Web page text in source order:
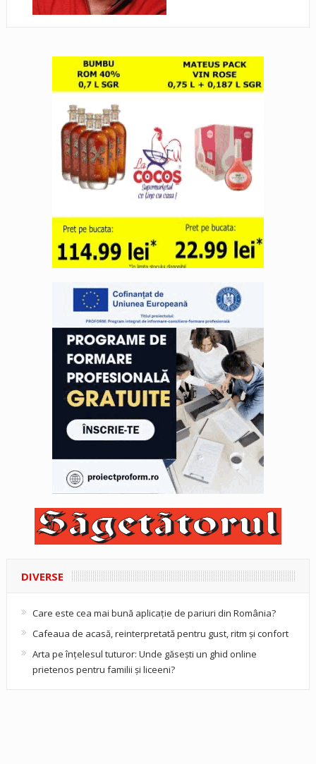
DIVERSE
Care este cea mai bună aplicație de pariuri din România?
Cafeaua de acasă, reinterpretată pentru gust, ritm și confort
Arta pe înțelesul tuturor: Unde găsești un ghid online
prietenos pentru familii și liceeni?